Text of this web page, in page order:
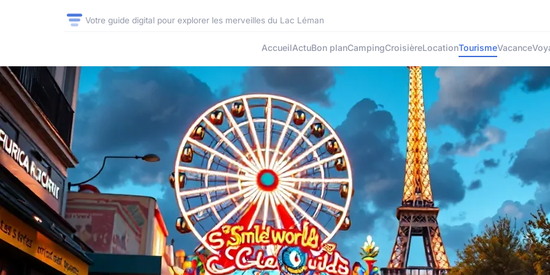
Votre guide digital pour explorer les merveilles du Lac Léman
AccueilActuBon planCampingCroisièreLocationTourismeVacance